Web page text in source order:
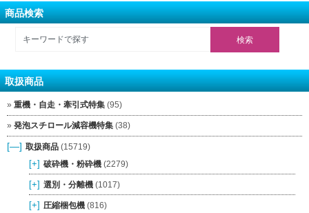
商品検索
取扱商品
重機・自走・牽引式特集 (95)
発泡スチロール減容機特集 (38)
[—] 取扱商品 (15719)
[+] 破砕機・粉砕機 (2279)
[+] 選別・分離機 (1017)
[+] 圧縮梱包機 (816)